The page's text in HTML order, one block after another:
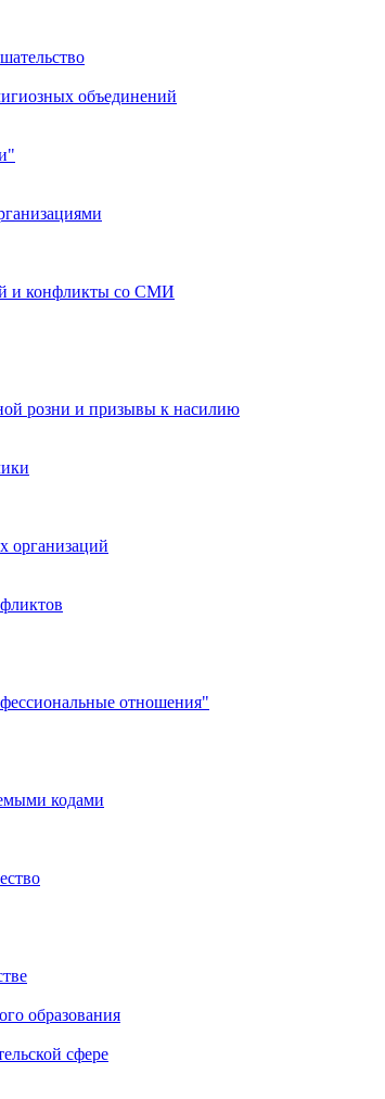
объединений
и конфликты со СМИ
розни и призывы к насилию
организаций
отношения"
кодами
образования
сфере